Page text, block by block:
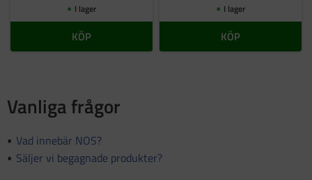
I lager
KÖP
I lager
KÖP
Vanliga frågor
Vad innebär NOS?
Säljer vi begagnade produkter?